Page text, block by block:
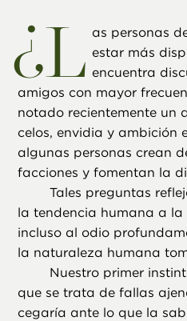
¿L as personas
estar más
encuentra
amigos con mayor
notado recientemente un
celos, envidia y ambición
algunas personas crean
facciones y fomentan la
Tales preguntas
la tendencia humana a la
incluso al odio
la naturaleza humana
Nuestro primer
que se trata de fallas
cegaría ante lo que la